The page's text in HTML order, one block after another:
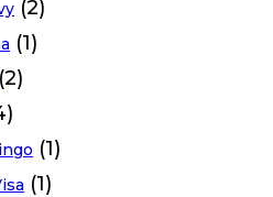
(2)
(1)
(2)
(1)
(1)